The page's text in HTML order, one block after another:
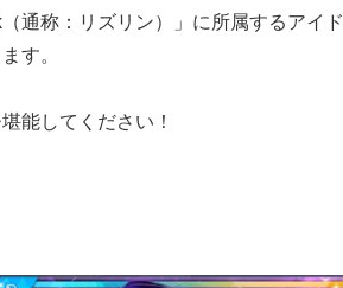
通称：リズリン）」に所属するアイド
す。
能してください！